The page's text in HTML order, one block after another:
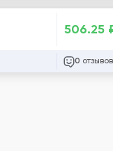
506.25
0 отзывов